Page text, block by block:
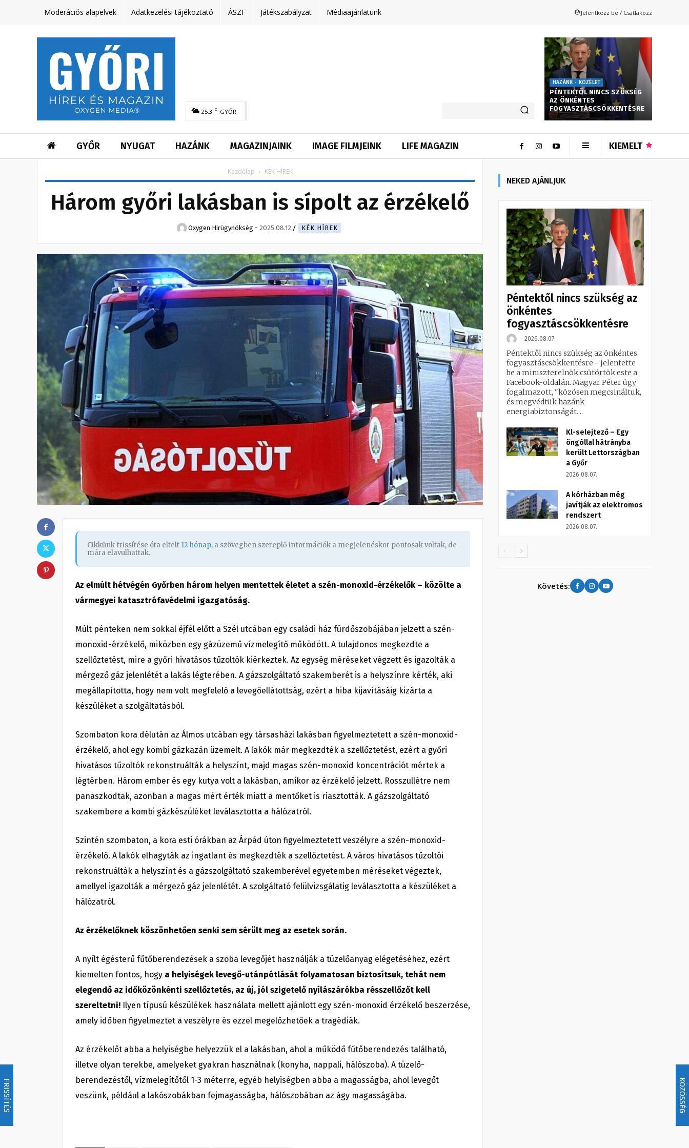
FRISSÍTÉS KÖZÖSSÉG
Moderációs alapelvek Adatkezelési tájékoztató ÁSZF Játékszabályzat Médiaajánlatunk Jelentkezz be / Csatlakozz
25.3 C GYŐR
HAZÁNK - KÖZÉLET
PÉNTEKTŐL NINCS SZÜKSÉG
AZ ÖNKÉNTES
FOGYASZTÁSCSÖKKENTÉSRE
GYŐR NYUGAT HAZÁNK MAGAZINJAINK IMAGE FILMJEINK LIFE MAGAZIN KIEMELT
Kezdőlap KÉK HÍREK
Három győri lakásban is sípolt az érzékelő
Oxygen Hirügynökség - 2025.08.12. KÉK HÍREK
Cikkünk frissítése óta eltelt 12 hónap, a szövegben szereplő információk a megjelenéskor pontosak voltak, de
mára elavulhattak.
Az elmúlt hétvégén Győrben három helyen mentettek életet a szén-monoxid-érzékelők – közölte a
vármegyei katasztrófavédelmi igazgatóság.
Múlt pénteken nem sokkal éjfél előtt a Szél utcában egy családi ház fürdőszobájában jelzett a szén-
monoxid-érzékelő, miközben egy gázüzemű vízmelegítő működött. A tulajdonos megkezdte a
szellőztetést, mire a győri hivatásos tűzoltók kiérkeztek. Az egység méréseket végzett és igazolták a
mérgező gáz jelenlétét a lakás légterében. A gázszolgáltató szakemberét is a helyszínre kérték, aki
megállapította, hogy nem volt megfelelő a levegőellátottság, ezért a hiba kijavításáig kizárta a
készüléket a szolgáltatásból.
Szombaton kora délután az Álmos utcában egy társasházi lakásban figyelmeztetett a szén-monoxid-
érzékelő, ahol egy kombi gázkazán üzemelt. A lakók már megkezdték a szellőztetést, ezért a győri
hivatásos tűzoltók rekonstruálták a helyszínt, majd magas szén-monoxid koncentrációt mértek a
légtérben. Három ember és egy kutya volt a lakásban, amikor az érzékelő jelzett. Rosszullétre nem
panaszkodtak, azonban a magas mért érték miatt a mentőket is riasztották. A gázszolgáltató
szakembere a kombi gázkészüléket leválasztotta a hálózatról.
Szintén szombaton, a kora esti órákban az Árpád úton figyelmeztetett veszélyre a szén-monoxid-
érzékelő. A lakók elhagyták az ingatlant és megkezdték a szellőztetést. A város hivatásos tűzoltói
rekonstruálták a helyszínt és a gázszolgáltató szakemberével egyetemben méréseket végeztek,
amellyel igazolták a mérgező gáz jelenlétét. A szolgáltató felülvizsgálatig leválasztotta a készüléket a
hálózatról.
Az érzékelőknek köszönhetően senki sem sérült meg az esetek során.
A nyílt égésterű fűtőberendezések a szoba levegőjét használják a tüzelőanyag elégetéséhez, ezért
kiemelten fontos, hogy a helyiségek levegő-utánpótlását folyamatosan biztosítsuk, tehát nem
elegendő az időközönkénti szellőztetés, az új, jól szigetelő nyílászárókba résszellőzőt kell
szereltetni! Ilyen típusú készülékek használata mellett ajánlott egy szén-monoxid érzékelő beszerzése,
amely időben figyelmeztet a veszélyre és ezzel megelőzhetőek a tragédiák.
Az érzékelőt abba a helyiségbe helyezzük el a lakásban, ahol a működő fűtőberendezés található,
illetve olyan terekbe, amelyeket gyakran használnak (konyha, nappali, hálószoba). A tüzelő-
berendezéstől, vízmelegítőtől 1-3 méterre, egyéb helyiségben abba a magasságba, ahol levegőt
veszünk, például a lakószobákban fejmagasságba, hálószobában az ágy magasságába.
NEKED AJÁNLJUK
Péntektől nincs szükség az
önkéntes
fogyasztáscsökkentésre
2026.08.07.
Péntektől nincs szükség az önkéntes
fogyasztáscsökkentésre - jelentette
be a miniszterelnök csütörtök este a
Facebook-oldalán. Magyar Péter úgy
fogalmazott, "közösen megcsináltuk,
és megvédtük hazánk
energiabiztonságát....
Kl-selejtező – Egy
öngóllal hátrányba
került Lettországban
a Győr
2026.08.07.
A kórházban még
javítják az elektromos
rendszert
2026.08.07.
Követés: